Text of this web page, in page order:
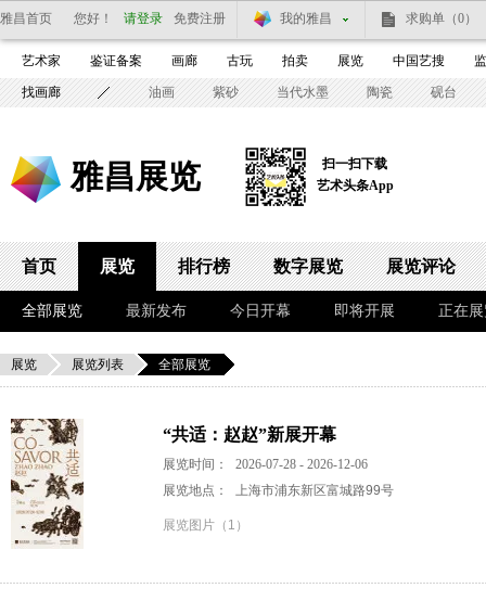
雅昌首页 您好！ 请登录 免费注册 我的雅昌 求购单 （0）
艺术家 鉴证备案 画廊 古玩 拍卖 展览 中国艺搜
找画廊 油画 紫砂 当代水墨 陶瓷 砚台
雅昌展览
扫一扫下载
艺术头条App
首页 展览 排行榜 数字展览 展览评论
全部展览 最新发布 今日开幕 即将开展 正在
展览 展览列表 全部展览
“共适：赵赵”新展开幕
展览时间：
2026-07-28 - 2026-12-06
展览地点：
上海市浦东新区富城路99号
展览图片（1）